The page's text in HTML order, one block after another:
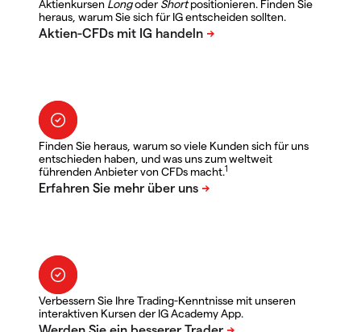
Aktienkursen LongoderShortpositionieren. Finden Sie
heraus, warum Sie sich für IG entscheiden sollten.
Finden Sie heraus, warum so viele Kunden sich für uns
entschieden haben, und was uns zum weltweit
führenden Anbieter von CFDs macht.1
Verbessern Sie Ihre Trading-Kenntnisse mit unseren
interaktiven Kursen der IG Academy App.